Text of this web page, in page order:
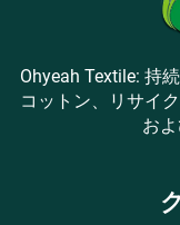
Ohyeah Textile: 持
コットン、リサイ
お